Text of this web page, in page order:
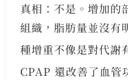
真相：不是。增加的
組織，脂肪量並沒有
種增重不像是對代謝
CPAP 還改善了血管